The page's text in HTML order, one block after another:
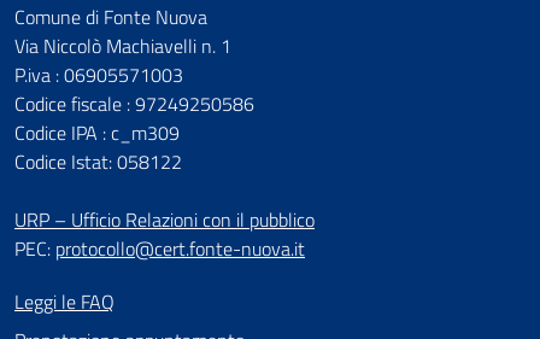
Comune di Fonte Nuova
Via Niccolò Machiavelli n. 1
P.iva : 06905571003
Codice fiscale : 97249250586
Codice IPA : c_m309
Codice Istat: 058122
URP – Ufficio Relazioni con il pubblico
PEC: protocollo@cert.fonte-nuova.it
Leggi le FAQ